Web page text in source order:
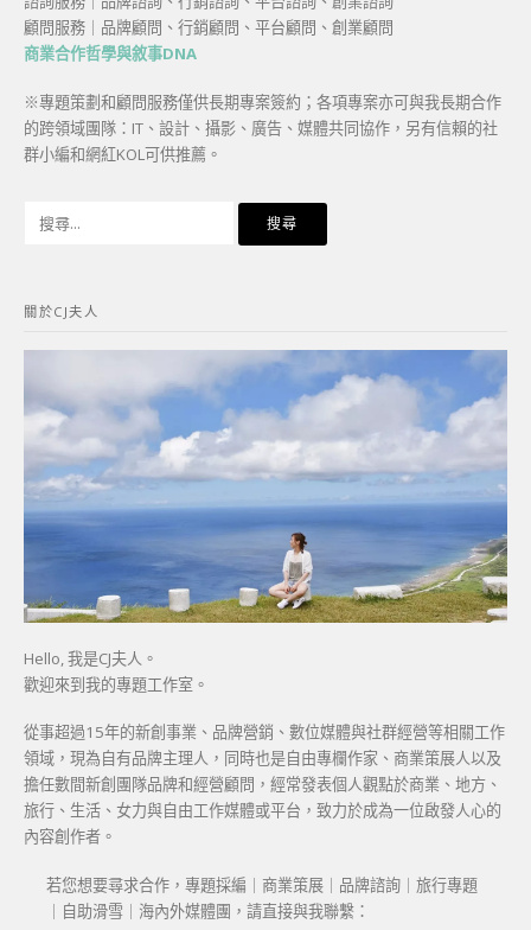
顧問服務｜品牌顧問、行銷顧問、平台顧問、創業顧問
商業合作哲學與敘事DNA
※專題策劃和顧問服務僅供長期專案簽約；各項專案亦可與我長期合作
的跨領域團隊：IT、設計、攝影、廣告、媒體共同協作，另有信賴的社
群小編和網紅KOL可供推薦。
字:
關於CJ夫人
Hello, 我是CJ夫人。
歡迎來到我的專題工作室。
從事超過15年的新創事業、品牌營銷、數位媒體與社群經營等相關工作
領域，現為自有品牌主理人，同時也是自由專欄作家、商業策展人以及
擔任數間新創團隊品牌和經營顧問，經常發表個人觀點於商業、地方、
旅行、生活、女力與自由工作媒體或平台，致力於成為一位啟發人心的
內容創作者。
若您想要尋求合作，專題採編｜商業策展｜品牌諮詢｜旅行專題
｜自助滑雪｜海內外媒體團，請直接與我聯繫：